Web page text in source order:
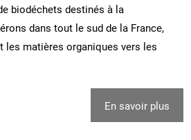
biodéchets destinés à la
dans tout le sud de la France,
les matières organiques vers les
En savoir plus